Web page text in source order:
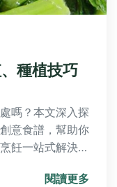
種植技巧
嗎？本文深入探
意食譜，幫助你
飪一站式解決你
閱讀更多